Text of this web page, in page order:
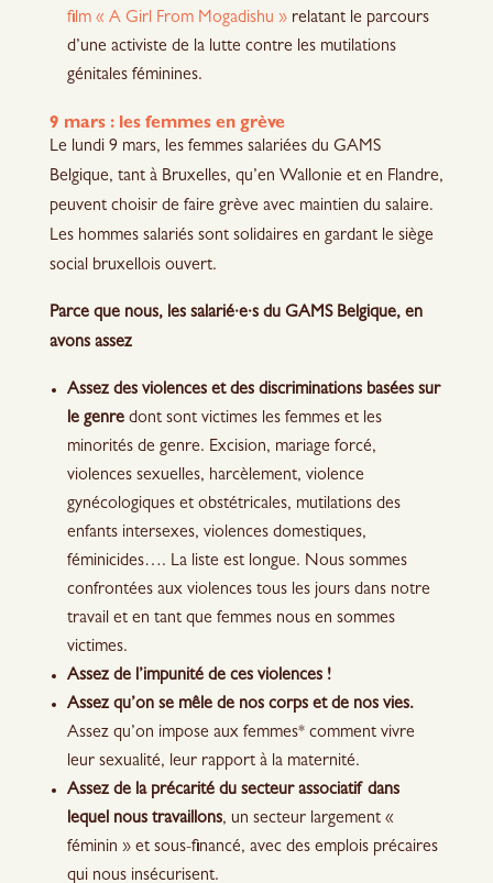
film « A Girl From Mogadishu »relatant le parcours
d’une activiste de la lutte contre les mutilations
génitales féminines.
9 mars : les femmes en grève
Le lundi 9 mars, les femmes salariées du GAMS
Belgique, tant à Bruxelles, qu’en Wallonie et en Flandre,
peuvent choisir de faire grève avec maintien du salaire.
Les hommes salariés sont solidaires en gardant le siège
social bruxellois ouvert.
Parce que nous, les salarié·e·s du GAMS Belgique, en
avons assez
Assez des violences et des discriminations basées sur
le genredont sont victimes les femmes et les
minorités de genre. Excision, mariage forcé,
violences sexuelles, harcèlement, violence
gynécologiques et obstétricales, mutilations des
enfants intersexes, violences domestiques,
féminicides…. La liste est longue. Nous sommes
confrontées aux violences tous les jours dans notre
travail et en tant que femmes nous en sommes
victimes.
Assez de l’impunité de ces violences !
Assez qu’on se mêle de nos corps et de nos vies.
Assez qu’on impose aux femmes* comment vivre
leur sexualité, leur rapport à la maternité.
Assez de la précarité du secteur associatif dans
lequel nous travaillons, un secteur largement «
féminin » et sous-financé, avec des emplois précaires
qui nous insécurisent.